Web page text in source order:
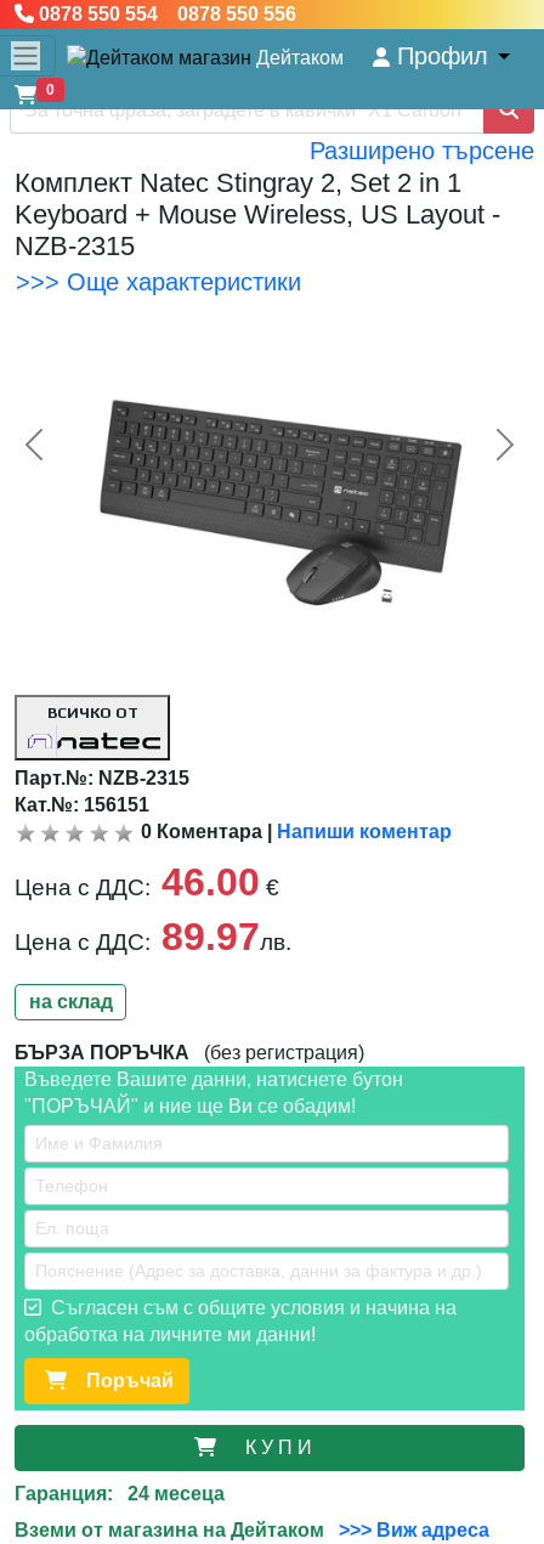
0878 550 554 0878 550 556
Дейтаком Профил
0
Разширено търсене
Комплект Natec Stingray 2, Set 2 in 1
Keyboard + Mouse Wireless, US Layout -
NZB-2315
>>> Още характеристики
<< Предишна
ВСИЧКО ОТ
Парт.№: NZB-2315
Кат.№: 156151
0 Коментара Напиши коментар
Цена с ДДС: 46.00 €
Цена с ДДС: 89.97лв.
на склад
БЪРЗА ПОРЪЧКА (без регистрация)
Въведете Вашите данни, натиснете бутон
"ПОРЪЧАЙ" и ние ще Ви се обадим!
Съгласен съм с общите условия и начина на
обработка на личните ми данни!
Поръчай
К У П И
Гаранция: 24 месеца
Вземи от магазина на Дейтаком
>>> Виж адреса